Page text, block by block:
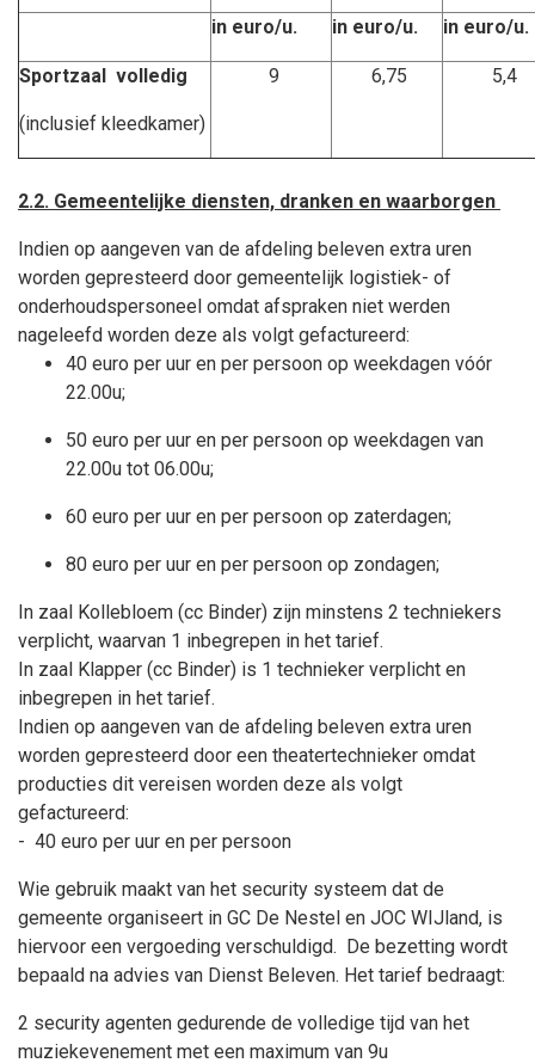
in euro/u. in euro/u. in euro/u.
Sportzaal volledig
(inclusief kleedkamer)
9 6,75 5,4
2.2. Gemeentelijke diensten, dranken en waarborgen
Indien op aangeven van de afdeling beleven extra uren
worden gepresteerd door gemeentelijk logistiek- of
onderhoudspersoneel omdat afspraken niet werden
nageleefd worden deze als volgt gefactureerd:
40 euro per uur en per persoon op weekdagen vóór
22.00u;
50 euro per uur en per persoon op weekdagen van
22.00u tot 06.00u;
60 euro per uur en per persoon op zaterdagen;
80 euro per uur en per persoon op zondagen;
In zaal Kollebloem (cc Binder) zijn minstens 2 techniekers
verplicht, waarvan 1 inbegrepen in het tarief.
In zaal Klapper (cc Binder) is 1 technieker verplicht en
inbegrepen in het tarief.
Indien op aangeven van de afdeling beleven extra uren
worden gepresteerd door een theatertechnieker omdat
producties dit vereisen worden deze als volgt
gefactureerd:
- 40 euro per uur en per persoon
Wie gebruik maakt van het security systeem dat de
gemeente organiseert in GC De Nestel en JOC WIJland, is
hiervoor een vergoeding verschuldigd. De bezetting wordt
bepaald na advies van Dienst Beleven. Het tarief bedraagt:
2 security agenten gedurende de volledige tijd van het
muziekevenement met een maximum van 9u